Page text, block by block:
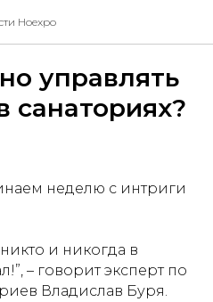
Hoexpo
управлять
неделю с интриги
и никогда в
– говорит эксперт по
Владислав Буря.